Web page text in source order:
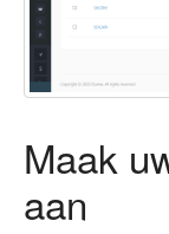
Maak
aan